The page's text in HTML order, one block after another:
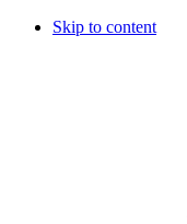
Skip to content